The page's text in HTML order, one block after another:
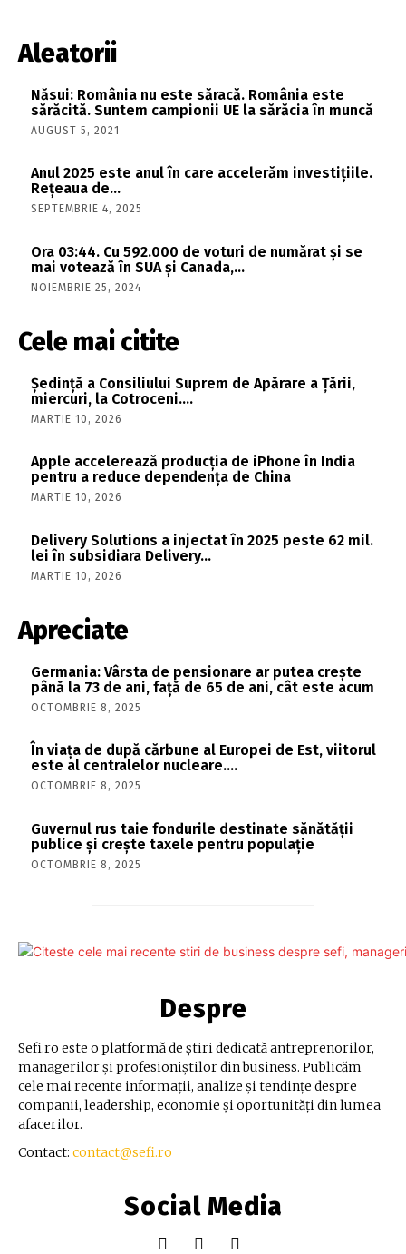
Aleatorii
Năsui: România nu este săracă. România este
sărăcită. Suntem campionii UE la sărăcia în muncă
AUGUST 5, 2021
Anul 2025 este anul în care accelerăm investiţiile.
Reţeaua de…
SEPTEMBRIE 4, 2025
Ora 03:44. Cu 592.000 de voturi de numărat şi se
mai votează în SUA şi Canada,…
NOIEMBRIE 25, 2024
Cele mai citite
Şedinţă a Consiliului Suprem de Apărare a Ţării,
miercuri, la Cotroceni….
MARTIE 10, 2026
Apple accelerează producția de iPhone în India
pentru a reduce dependența de China
MARTIE 10, 2026
Delivery Solutions a injectat în 2025 peste 62 mil.
lei în subsidiara Delivery…
MARTIE 10, 2026
Apreciate
Germania: Vârsta de pensionare ar putea crește
până la 73 de ani, față de 65 de ani, cât este acum
OCTOMBRIE 8, 2025
În viaţa de după cărbune al Europei de Est, viitorul
este al centralelor nucleare….
OCTOMBRIE 8, 2025
Guvernul rus taie fondurile destinate sănătății
publice și crește taxele pentru populație
OCTOMBRIE 8, 2025
Despre
Sefi.ro este o platformă de știri dedicată antreprenorilor,
managerilor și profesioniștilor din business. Publicăm
cele mai recente informații, analize și tendințe despre
companii, leadership, economie și oportunități din lumea
afacerilor.
Contact: contact@sefi.ro
Social Media